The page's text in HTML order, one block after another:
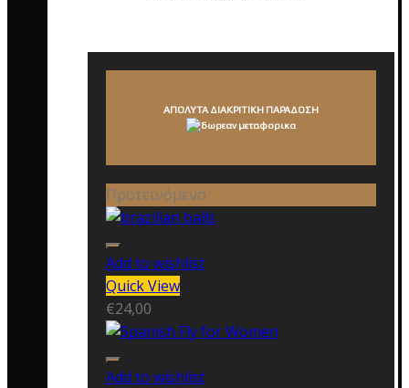
ΑΠΟΛΥΤΑ ΔΙΑΚΡΙΤΙΚΗ ΠΑΡΑΔΟΣΗ
Προτεινόμενο
Add to wishlist
Quick View
€24,00
Add to wishlist